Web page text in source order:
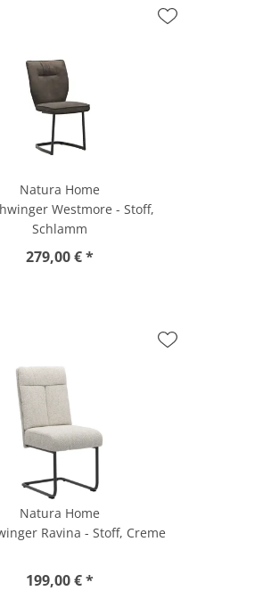
Natura Home
Westmore - Stoff,
Schlamm
279,00 € *
Natura Home
Ravina - Stoff, Creme
199,00 € *